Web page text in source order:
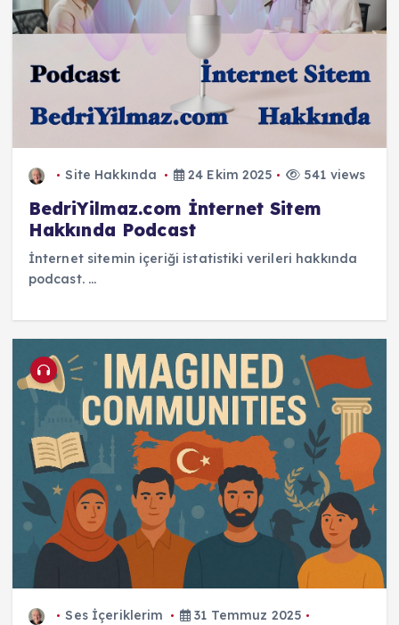
Site Hakkında 24 Ekim 2025 541 views
BedriYilmaz.com İnternet Sitem
Hakkında Podcast
İnternet sitemin içeriği istatistiki verileri hakkında
podcast. ...
Ses İçeriklerim
31 Temmuz 2025